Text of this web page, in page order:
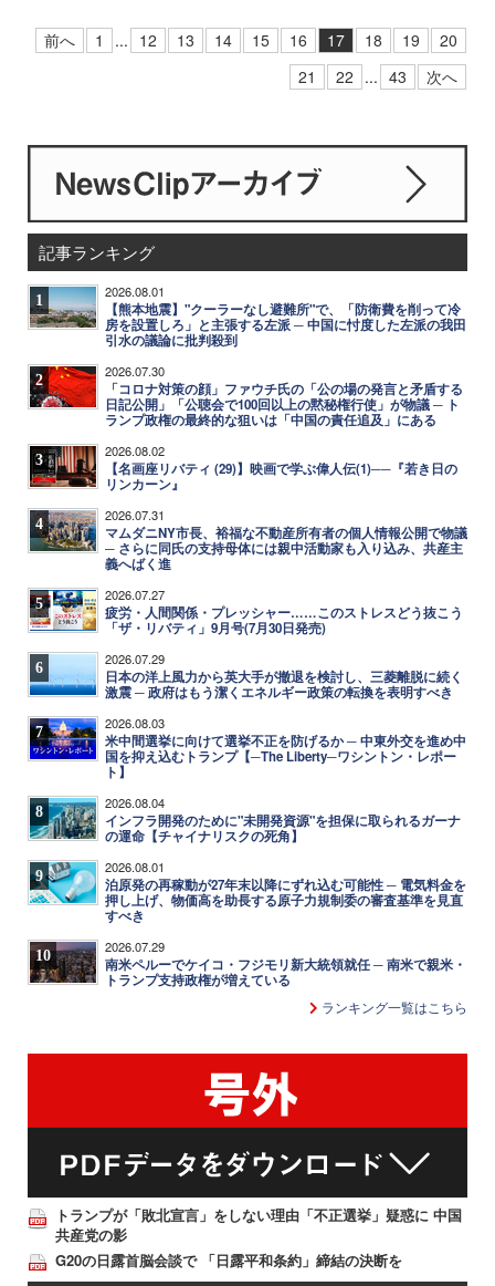
前へ 1 ... 12 13 14 15 16 17 18 19
20
21
22 ... 43 次へ
記事ランキング
1 2026.08.01
【熊本地震】"クーラーなし避難所"で、「防衛費を削って冷
房を設置しろ」と主張する左派 ─ 中国に忖度した左派の我田
引水の議論に批判殺到
2 2026.07.30
「コロナ対策の顔」ファウチ氏の「公の場の発言と矛盾する
日記公開」「公聴会で100回以上の黙秘権行使」が物議 ─ ト
ランプ政権の最終的な狙いは「中国の責任追及」にある
3 2026.08.02
【名画座リバティ (29)】映画で学ぶ偉人伝(1)──『若き日の
リンカーン』
4 2026.07.31
マムダニNY市長、裕福な不動産所有者の個人情報公開で物議
─ さらに同氏の支持母体には親中活動家も入り込み、共産主
義へばく進
5 2026.07.27
疲労・人間関係・プレッシャー……このストレスどう抜こう
「ザ・リバティ」9月号(7月30日発売)
6 2026.07.29
日本の洋上風力から英大手が撤退を検討し、三菱離脱に続く
激震 ─ 政府はもう潔くエネルギー政策の転換を表明すべき
7 2026.08.03
米中間選挙に向けて選挙不正を防げるか ─ 中東外交を進め中
国を抑え込むトランプ【─The Liberty─ワシントン・レポー
ト】
8 2026.08.04
インフラ開発のために"未開発資源"を担保に取られるガーナ
の運命【チャイナリスクの死角】
9 2026.08.01
泊原発の再稼動が27年末以降にずれ込む可能性 ─ 電気料金を
押し上げ、物価高を助長する原子力規制委の審査基準を見直
すべき
10 2026.07.29
南米ペルーでケイコ・フジモリ新大統領就任 ─ 南米で親米・
トランプ支持政権が増えている
ランキング一覧はこちら
トランプが「敗北宣言」をしない理由「不正選挙」疑惑に 中国
共産党の影
G20の日露首脳会談で 「日露平和条約」締結の決断を